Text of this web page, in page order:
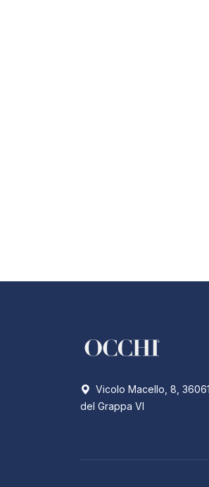
Vicolo Macello, 8,
del Grappa VI